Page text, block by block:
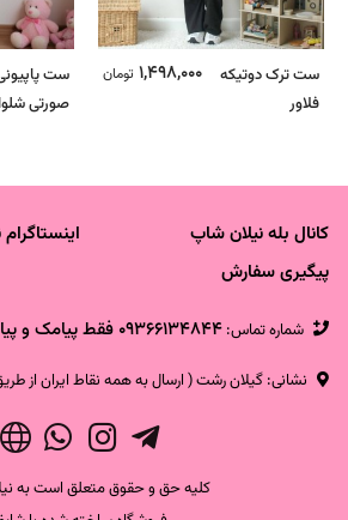
ست ترک دوتیکه
فلاور
1,498,000 تومان
ست
صورتی
کانال بله نیلان شاپ
پیگیری سفارش
شماره تماس‌: 09366134844 فقط پیامک و پیام‌رسان بله
نشانی: گیلان رشت ( ارسال به همه نقاط ایران از
کلیه حق و حقوق متعلق است به